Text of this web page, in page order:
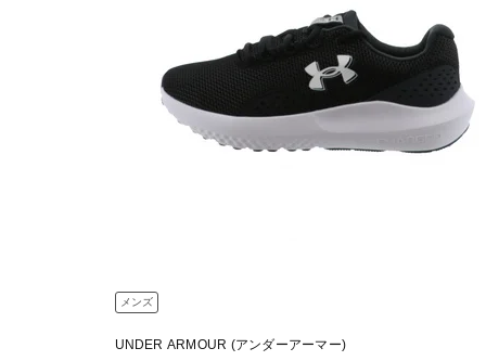
メンズ
UNDER ARMOUR (アンダーアーマー)